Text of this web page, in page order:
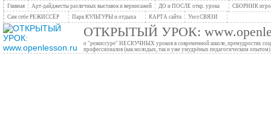
Главная Арт-дайджесты различных выставок и вернисажей ДО и ПОСЛЕ откр. урока
СБОРНИК
Сам себе РЕЖИССЁР
Парк КУЛЬТУРЫ и отдыха КАРТА сайта Узел СВЯЗИ
ОТКРЫТЫЙ УРОК:
о "режиссуре" НЕСКУЧНЫХ уроков в современной школе, премудростях
профессионалов (как молодых, так и уже умудрёных педагогическим опытом)